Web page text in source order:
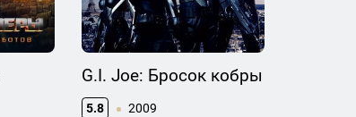
G.I. Joe: Бросок кобры
5.8 2009